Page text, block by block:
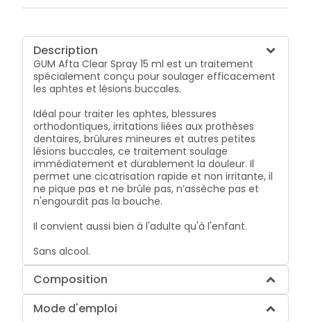
Description
GUM Afta Clear Spray 15 ml est un traitement
spécialement conçu pour soulager efficacement
les aphtes et lésions buccales.
Idéal pour traiter les aphtes, blessures
orthodontiques, irritations liées aux prothèses
dentaires, brûlures mineures et autres petites
lésions buccales, ce traitement soulage
immédiatement et durablement la douleur. Il
permet une cicatrisation rapide et non irritante, il
ne pique pas et ne brûle pas, n’assèche pas et
n'engourdit pas la bouche.
Il convient aussi bien à l'adulte qu'à l'enfant.
Sans alcool.
Composition
Mode d'emploi